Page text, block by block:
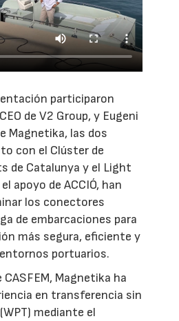
participaron
de V2 Group, y Eugeni
Magnetika, las dos
con el Clúster de
de Catalunya y el Light
apoyo de ACCIÓ, han
los conectores
de embarcaciones para
más segura, eficiente y
portuarios.
CASFEM, Magnetika ha
en transferencia sin
mediante el